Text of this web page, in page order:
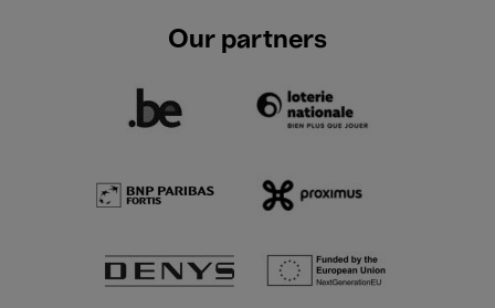
Our partners